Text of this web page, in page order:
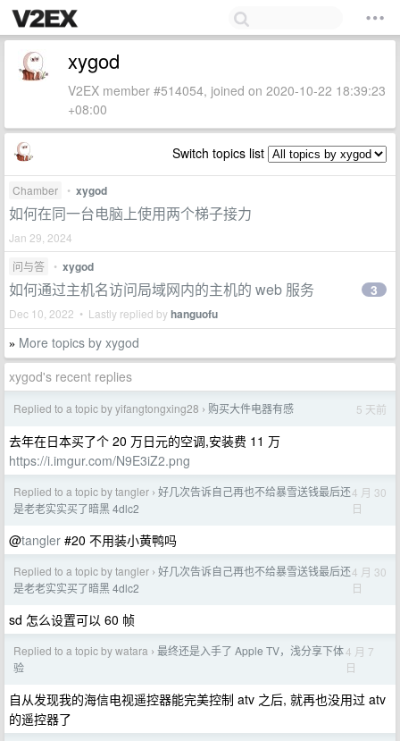
xygod
V2EX member #514054, joined on 2020-10-22 18:39:23
+08:00
Switch topics list
Chamber • xygod
如何在同一台电脑上使用两个梯子接力
Jan 29, 2024
问与答
• xygod
如何通过主机名访问局域网内的主机的 web 服务
Dec 10, 2022 • Lastly replied byhanguofu
3
» More topics by xygod
xygod's recent replies
Replied to a topic by yifangtongxing28 › 购买大件电器有感 5 天前
去年在日本买了个 20 万日元的空调,安装费 11 万
https://i.imgur.com/N9E3iZ2.png
Replied to a topic by tangler › 好几次告诉自己再也不给暴雪送钱最后还
是老老实实买了暗黑 4dlc2
4 月 30
日
@tangler #20 不用装小黄鸭吗
Replied to a topic by tangler › 好几次告诉自己再也不给暴雪送钱最后还
是老老实实买了暗黑 4dlc2
4 月 30
日
sd 怎么设置可以 60 帧
Replied to a topic by watara › 最终还是入手了 Apple TV，浅分享下体
验
4 月 7
日
自从发现我的海信电视遥控器能完美控制 atv 之后, 就再也没用过 atv
的遥控器了